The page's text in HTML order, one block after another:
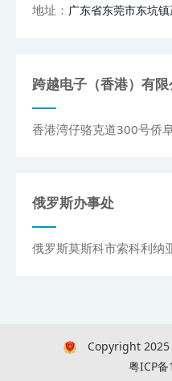
地址： 广东省东莞市东坑
跨越电子（香港）有限
香港湾仔骆克道300号侨
俄罗斯办事处
俄罗斯莫斯科市索科利纳
Copyright 2025
粤ICP